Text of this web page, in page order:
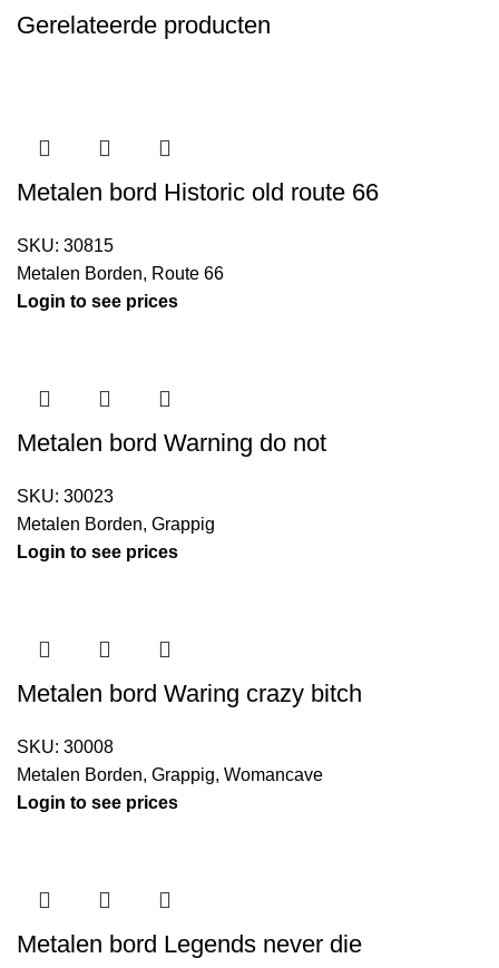
Gerelateerde producten
Metalen bord Historic old route 66
SKU: 30815
Metalen Borden, Route 66
Login to see prices
Metalen bord Warning do not
SKU: 30023
Metalen Borden, Grappig
Login to see prices
Metalen bord Waring crazy bitch
SKU: 30008
Metalen Borden, Grappig, Womancave
Login to see prices
Metalen bord Legends never die